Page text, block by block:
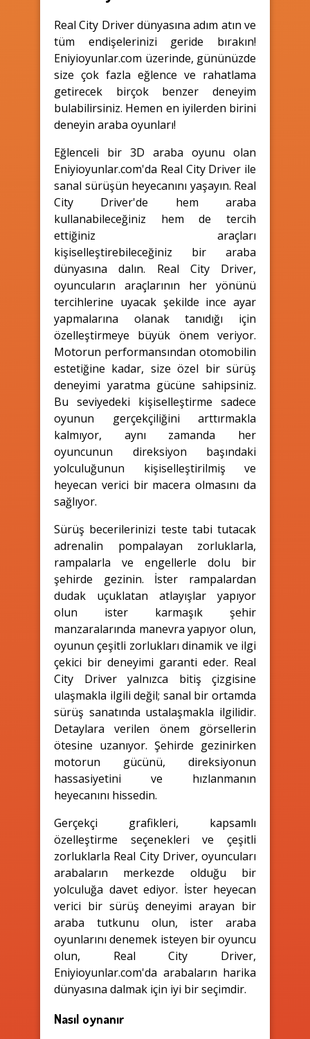
Real City Driver dünyasına adım atın ve
tüm endişelerinizi geride bırakın!
Eniyioyunlar.com üzerinde, gününüzde
size çok fazla eğlence ve rahatlama
getirecek birçok benzer deneyim
bulabilirsiniz. Hemen en iyilerden birini
deneyin araba oyunları!
Eğlenceli bir 3D araba oyunu olan
Eniyioyunlar.com'da Real City Driver ile
sanal sürüşün heyecanını yaşayın. Real
City Driver'de hem araba
kullanabileceğiniz hem de tercih
ettiğiniz araçları
kişiselleştirebileceğiniz bir araba
dünyasına dalın. Real City Driver,
oyuncuların araçlarının her yönünü
tercihlerine uyacak şekilde ince ayar
yapmalarına olanak tanıdığı için
özelleştirmeye büyük önem veriyor.
Motorun performansından otomobilin
estetiğine kadar, size özel bir sürüş
deneyimi yaratma gücüne sahipsiniz.
Bu seviyedeki kişiselleştirme sadece
oyunun gerçekçiliğini arttırmakla
kalmıyor, aynı zamanda her
oyuncunun direksiyon başındaki
yolculuğunun kişiselleştirilmiş ve
heyecan verici bir macera olmasını da
sağlıyor.
Sürüş becerilerinizi teste tabi tutacak
adrenalin pompalayan zorluklarla,
rampalarla ve engellerle dolu bir
şehirde gezinin. İster rampalardan
dudak uçuklatan atlayışlar yapıyor
olun ister karmaşık şehir
manzaralarında manevra yapıyor olun,
oyunun çeşitli zorlukları dinamik ve ilgi
çekici bir deneyimi garanti eder. Real
City Driver yalnızca bitiş çizgisine
ulaşmakla ilgili değil; sanal bir ortamda
sürüş sanatında ustalaşmakla ilgilidir.
Detaylara verilen önem görsellerin
ötesine uzanıyor. Şehirde gezinirken
motorun gücünü, direksiyonun
hassasiyetini ve hızlanmanın
heyecanını hissedin.
Gerçekçi grafikleri, kapsamlı
özelleştirme seçenekleri ve çeşitli
zorluklarla Real City Driver, oyuncuları
arabaların merkezde olduğu bir
yolculuğa davet ediyor. İster heyecan
verici bir sürüş deneyimi arayan bir
araba tutkunu olun, ister araba
oyunlarını denemek isteyen bir oyuncu
olun, Real City Driver,
Eniyioyunlar.com'da arabaların harika
dünyasına dalmak için iyi bir seçimdir.
Nasıl oynanır